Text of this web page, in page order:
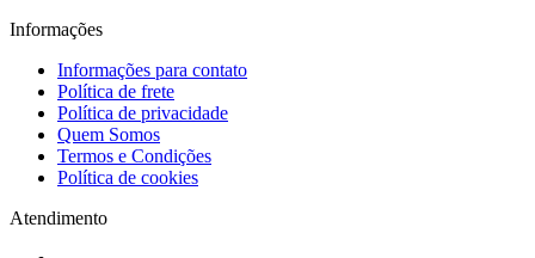
Informações
Informações para contato
Política de frete
Política de privacidade
Quem Somos
Termos e Condições
Política de cookies
Atendimento